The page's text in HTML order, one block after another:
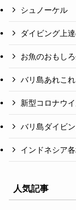
シュノーケル
ダイビング上
お魚のおもし
バリ島あれこ
新型コロナウ
バリ島ダイビ
インドネシア
人気記事